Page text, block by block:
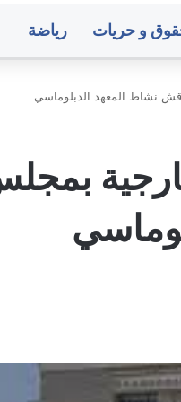
و حريات رياضة
نشاط المعهد الدبلوماسي